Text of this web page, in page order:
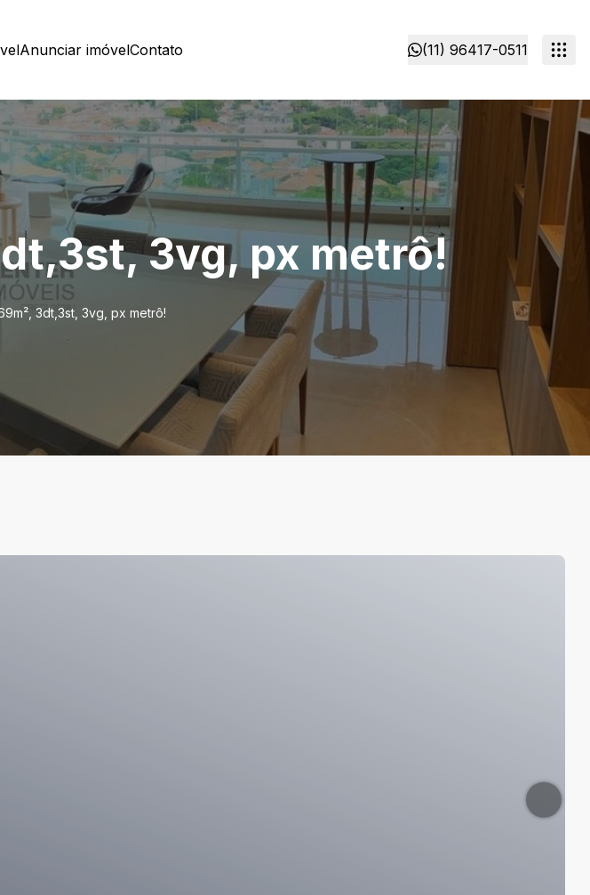
Anunciar imóvelContato (11) 96417-0511
3vg, px metrô!
3dt,3st, 3vg, px metrô!